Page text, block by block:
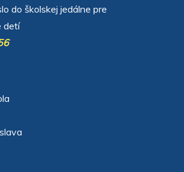
do školskej jedálne pre
detí